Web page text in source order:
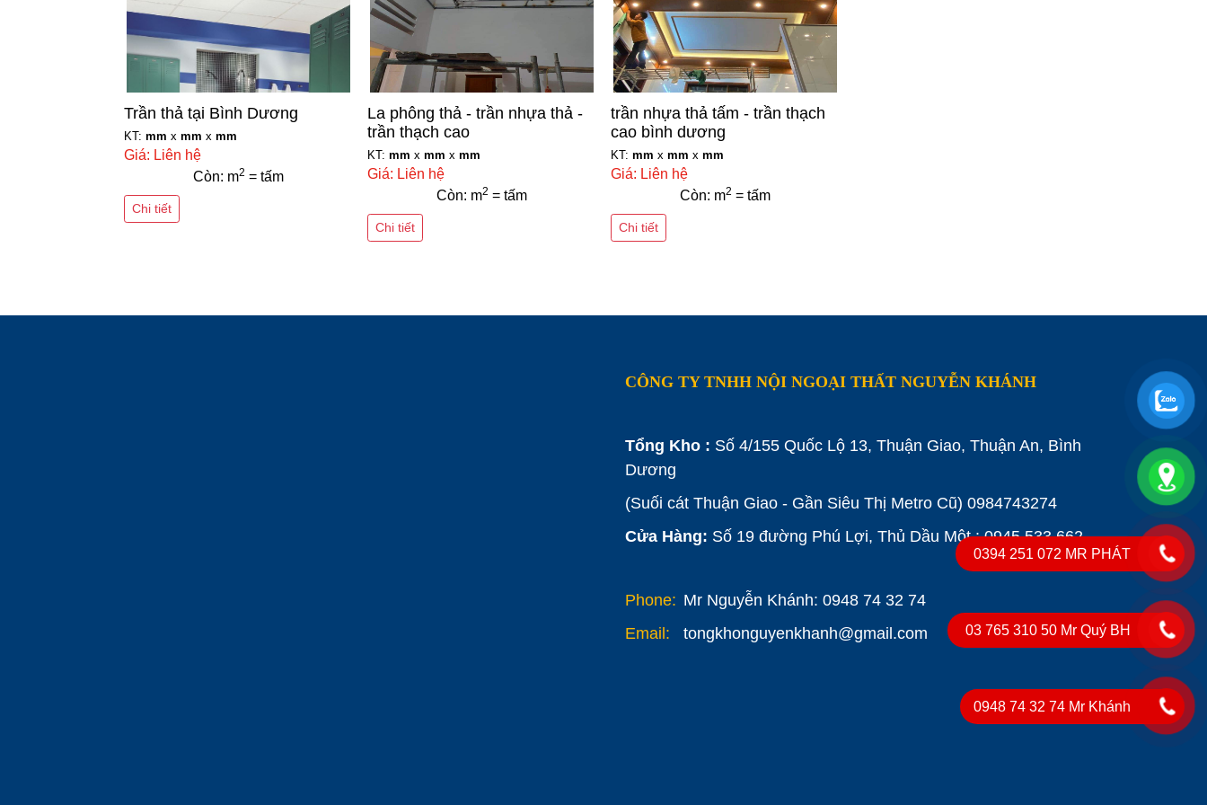
Trần thả tại Bình Dương
KT: mm x mm x mm
Giá: Liên hệ
Còn: m2 = tấm
Chi tiết
La phông thả - trần nhựa thả -
trần thạch cao
KT: mm x mm x mm
Giá: Liên hệ
Còn: m2 = tấm
Chi tiết
trần nhựa thả tấm - trần thạch
cao bình dương
KT: mm x mm x mm
Giá: Liên hệ
Còn: m2 = tấm
Chi tiết
CÔNG TY TNHH NỘI NGOẠI THẤT NGUYỄN KHÁNH
Tổng Kho : Số 4/155 Quốc Lộ 13, Thuận Giao, Thuận An, Bình
Dương
(Suối cát Thuận Giao - Gần Siêu Thị Metro Cũ) 0984743274
Cửa Hàng: Số 19 đường Phú Lợi, Thủ Dầu Một : 0945 533 662
Phone: Mr Nguyễn Khánh: 0948 74 32 74
Email:
tongkhonguyenkhanh@gmail.com
0394 251 072 MR PHÁT
03 765 310 50 Mr Quý BH
0948 74 32 74 Mr Khánh